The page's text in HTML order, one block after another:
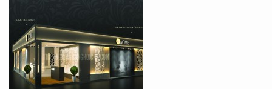
BOOTH TRIỂN LÃM
CITIGYM ( TẠI HỘI CHỢ
EXPO_NOVOLAND)